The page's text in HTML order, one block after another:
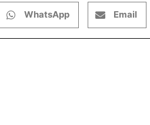
WhatsApp Email